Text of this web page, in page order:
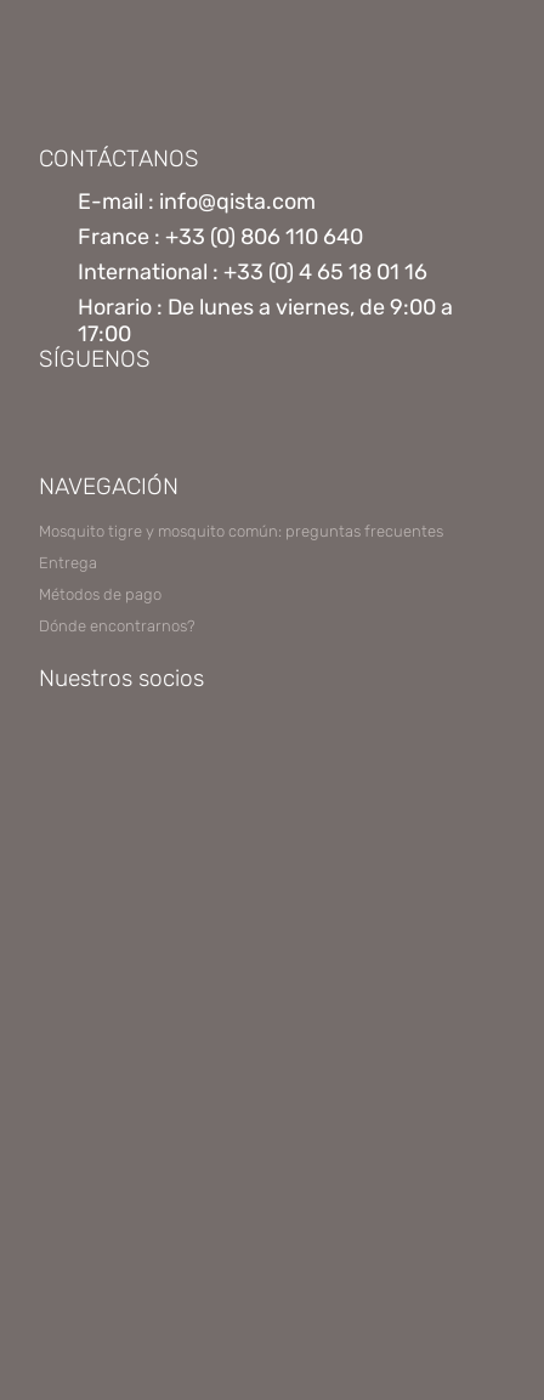
CONTÁCTANOS
E-mail : info@qista.com
France : +33 (0) 806 110 640
International : +33 (0) 4 65 18 01 16
Horario : De lunes a viernes, de 9:00 a
17:00
SÍGUENOS
NAVEGACIÓN
Mosquito tigre y mosquito común: preguntas frecuentes
Entrega
Métodos de pago
Dónde encontrarnos?
Nuestros socios